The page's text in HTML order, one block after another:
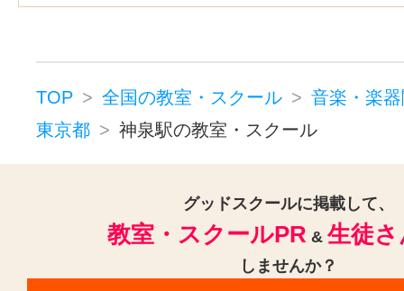
向原駅(東京)(1)
新線池袋駅(1)
京急蒲田駅(1)
上野御徒町駅(1)
大塚駅(東京)(1)
東京駅(1)
ジャズピアノ(1)
キーボード・
ドラム(1)
和太鼓(1)
パーカッ
オカリナ(1)
ハーモニカ(1)
トロンボーン(1)
チューバ(1)
トランペット(1)
クラリネット(1)
ゴスペル(1)
民族楽器(1)
三味線(1)
沖縄三
TOP 全国の教室・スクール
音楽・楽
東京都
神泉駅の教室・スクール
グッドスクールに掲載して、
教室・スクールPR & 生徒
しませんか？